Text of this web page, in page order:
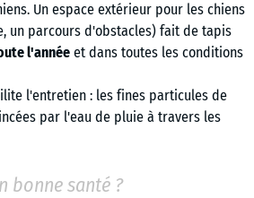
Un espace extérieur pour les chiens
un parcours d'obstacles) fait de tapis
l'année et dans toutes les conditions
l'entretien : les fines particules de
par l'eau de pluie à travers les
bonne santé ?